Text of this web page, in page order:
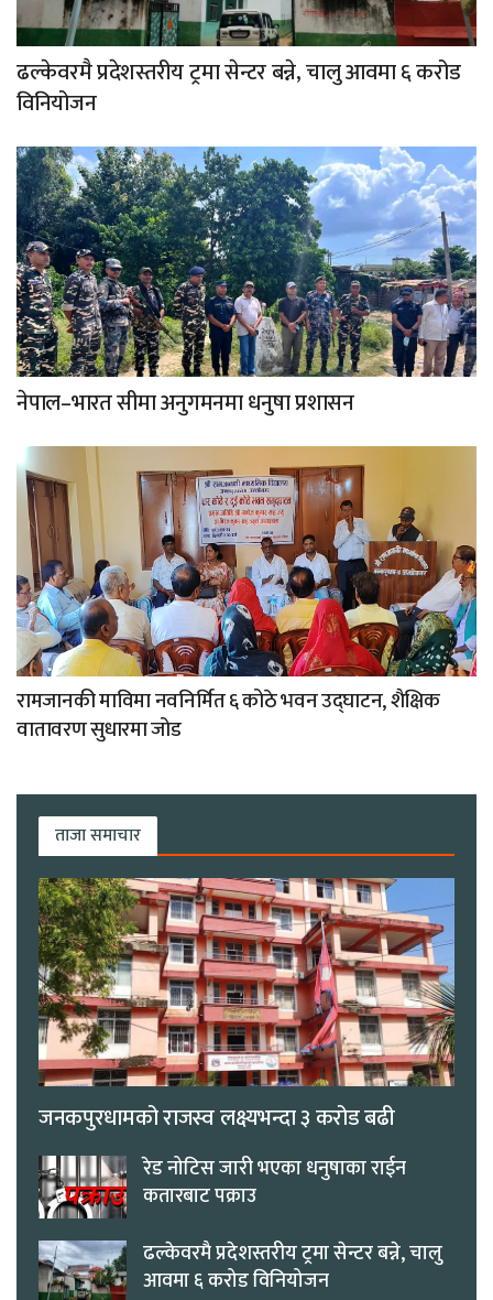
ढल्केवरमै प्रदेशस्तरीय ट्रमा सेन्टर बन्ने, चालु आवमा ६ करोड
विनियोजन
नेपाल–भारत सीमा अनुगमनमा धनुषा प्रशासन
रामजानकी माविमा नवनिर्मित ६ कोठे भवन उद्घाटन, शैक्षिक
वातावरण सुधारमा जोड
ताजा समाचार
जनकपुरधामको राजस्व लक्ष्यभन्दा ३ करोड बढी
रेड नोटिस जारी भएका धनुषाका राईन
कतारबाट पक्राउ
ढल्केवरमै प्रदेशस्तरीय ट्रमा सेन्टर बन्ने, चालु
आवमा ६ करोड विनियोजन